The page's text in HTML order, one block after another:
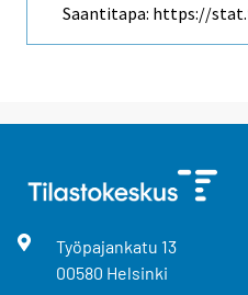
Saantitapa: https://
Työpajankatu 13
00580 Helsinki